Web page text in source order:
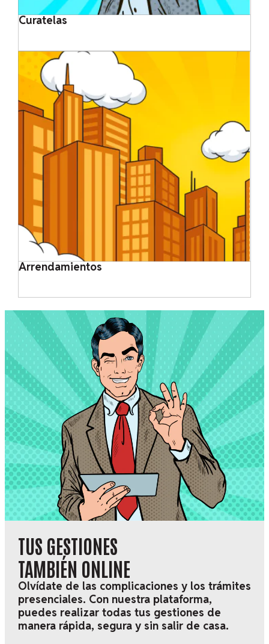
Curatelas
Arrendamientos
TUS GESTIONES
TAMBIÉN ONLINE
Olvídate de las complicaciones y los trámites
presenciales. Con nuestra plataforma,
puedes realizar todas tus gestiones de
manera rápida, segura y sin salir de casa.